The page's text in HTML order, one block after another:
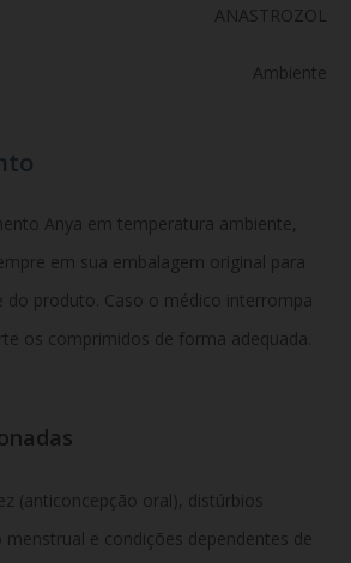
ANASTROZOL
Ambiente
Anya em temperatura ambiente,
em sua embalagem original para
do produto. Caso o médico interrompa
os comprimidos de forma adequada.
(anticoncepção oral), distúrbios
e condições dependentes de